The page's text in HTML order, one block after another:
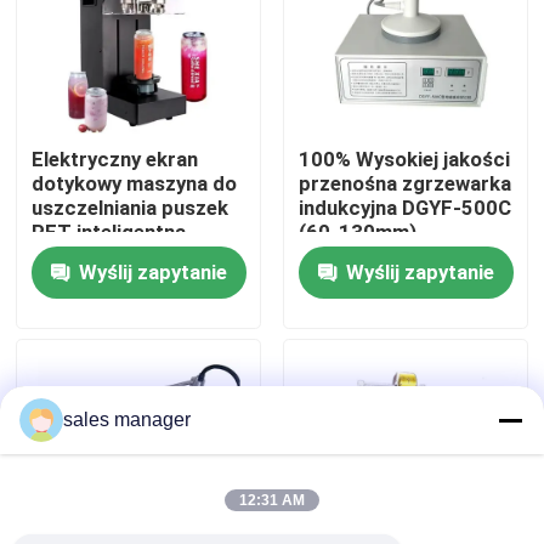
Wycieczka po fabryce
Kontrola jakości
Poproś o wycenę
Maszyna do pakowania płynów
Maszyna do etykietowania opakowań
Automatyczna maszyna pakująca
Elektryczny ekran
dotykowy maszyna do
uszczelniania puszek
PET inteligentna
maszyna do
uszczelniania puszek
soku sodowego dla
Wyślij zapytanie
100% Wysokiej jakości
przenośna zgrzewarka
indukcyjna DGYF-500C
(60-130mm)
Wyślij zapytanie
sales manager
12:31 AM